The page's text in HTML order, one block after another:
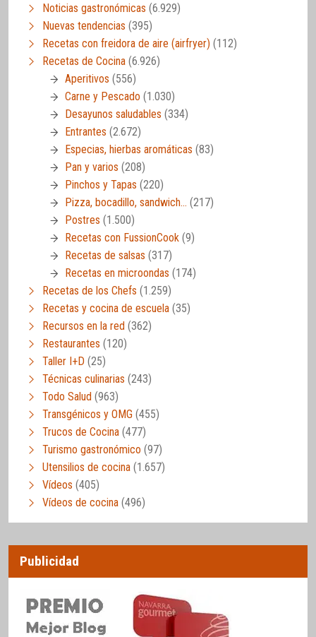
Noticias gastronómicas (6.929)
Nuevas tendencias (395)
Recetas con freidora de aire (airfryer) (112)
Recetas de Cocina (6.926)
Aperitivos (556)
Carne y Pescado (1.030)
Desayunos saludables (334)
Entrantes (2.672)
Especias, hierbas aromáticas (83)
Pan y varios (208)
Pinchos y Tapas (220)
Pizza, bocadillo, sandwich… (217)
Postres (1.500)
Recetas con FussionCook (9)
Recetas de salsas (317)
Recetas en microondas (174)
Recetas de los Chefs (1.259)
Recetas y cocina de escuela (35)
Recursos en la red (362)
Restaurantes (120)
Taller I+D (25)
Técnicas culinarias (243)
Todo Salud (963)
Transgénicos y OMG (455)
Trucos de Cocina (477)
Turismo gastronómico (97)
Utensilios de cocina (1.657)
Vídeos (405)
Vídeos de cocina (496)
Publicidad